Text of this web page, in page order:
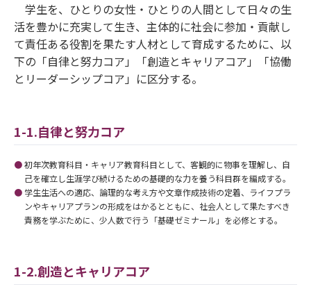
学生を、ひとりの女性・ひとりの人間として日々の生
活を豊かに充実して生き、主体的に社会に参加・貢献し
て責任ある役割を果たす人材として育成するために、以
下の「自律と努力コア」「創造とキャリアコア」「協働
とリーダーシップコア」に区分する。
1-1.自律と努力コア
初年次教育科目・キャリア教育科目として、客観的に物事を理解し、自
己を確立し生涯学び続けるための基礎的な力を養う科目群を編成する。
学生生活への適応、論理的な考え方や文章作成技術の定着、ライフプラ
ンやキャリアプランの形成をはかるとともに、社会人として果たすべき
責務を学ぶために、少人数で行う「基礎ゼミナール」を必修とする。
1-2.創造とキャリアコア